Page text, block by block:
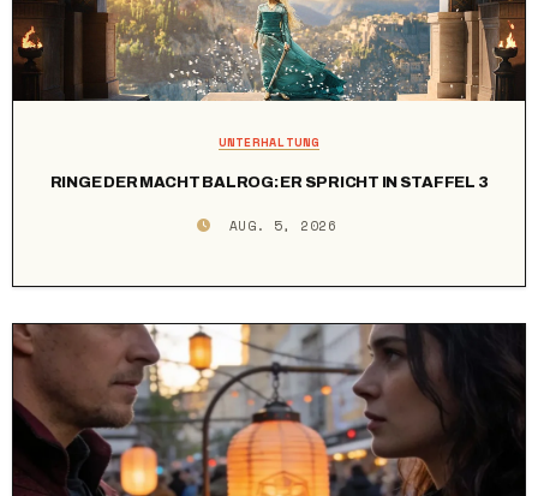
UNTERHALTUNG
RINGE DER MACHT BALROG: ER SPRICHT IN STAFFEL 3
AUG. 5, 2026